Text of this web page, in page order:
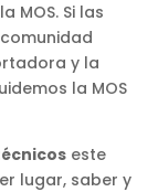
MOS. Si las
y la
la MOS
este
lugar, saber y